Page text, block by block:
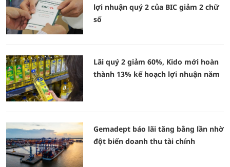
lợi nhuận quý 2 của BIC giảm 2 chữ
số
Lãi quý 2 giảm 60%, Kido mới hoàn
thành 13% kế hoạch lợi nhuận năm
Gemadept báo lãi tăng bằng lần nhờ
đột biến doanh thu tài chính